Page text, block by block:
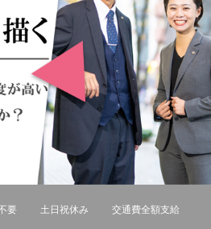
要 土日祝休み 交通費全額支給